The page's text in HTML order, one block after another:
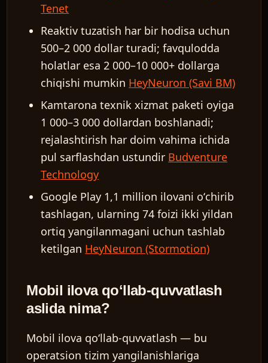
Tenet
Reaktiv tuzatish har bir hodisa uchun
500–2 000 dollar turadi; favqulodda
holatlar esa 2 000–10 000+ dollarga
chiqishi mumkin HeyNeuron (Savi BM)
Kamtarona texnik xizmat paketi oyiga
1 000–3 000 dollardan boshlanadi;
rejalashtirish har doim vahima ichida
pul sarflashdan ustundir Budventure
Technology
Google Play 1,1 million ilovani oʻchirib
tashlagan, ularning 74 foizi ikki yildan
ortiq yangilanmagani uchun tashlab
ketilgan HeyNeuron (Stormotion)
Mobil ilova qoʻllab-quvvatlash
aslida nima?
Mobil ilova qoʻllab-quvvatlash — bu
operatsion tizim yangilanishlariga